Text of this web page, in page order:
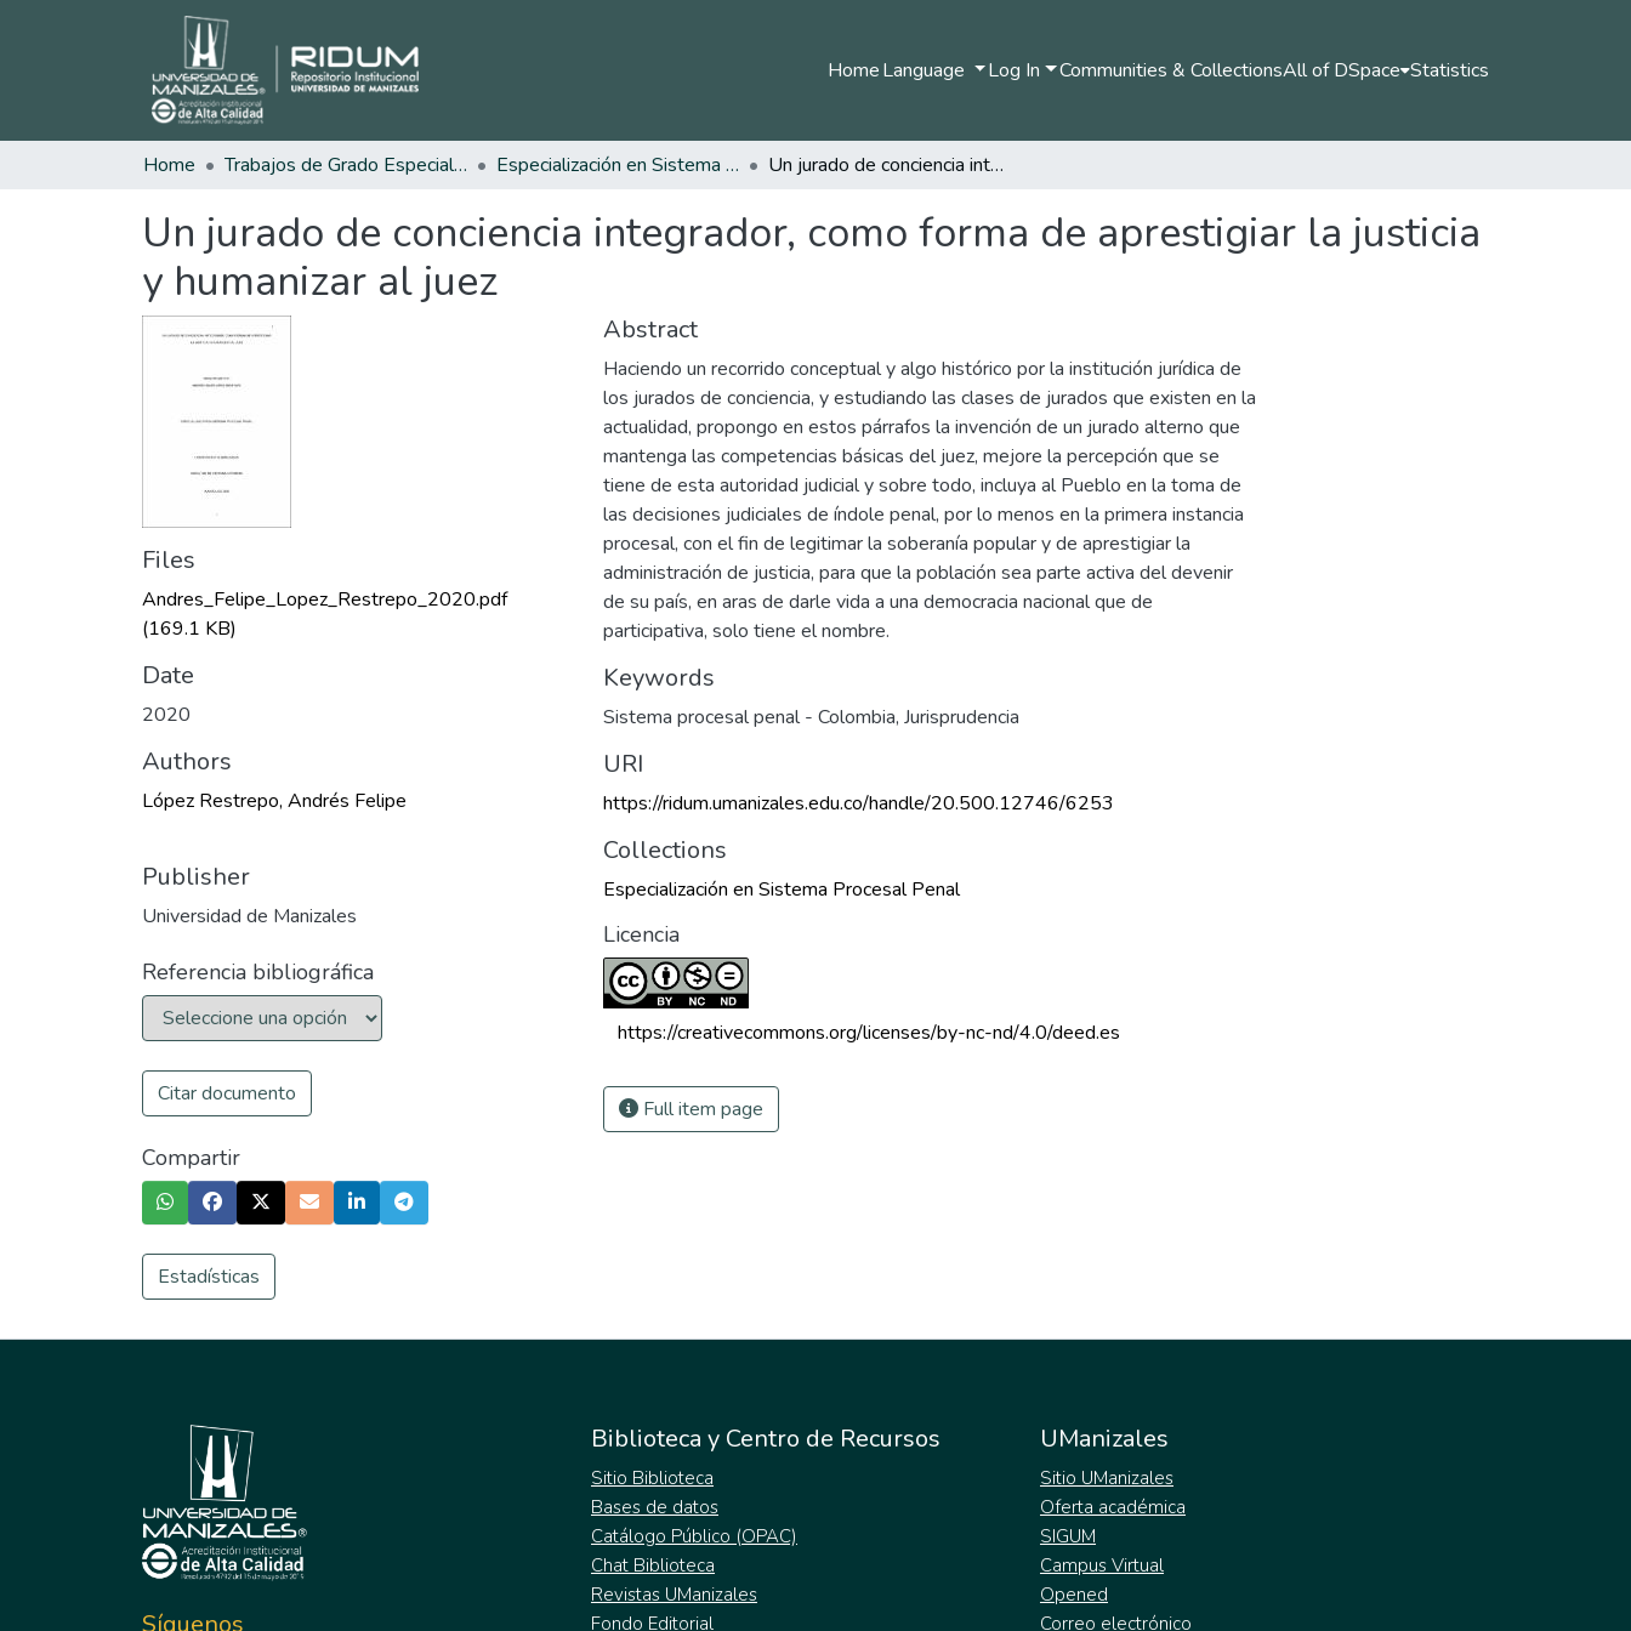
HomeLanguage Log In Communities & CollectionsAll of DSpace Statistics
Home Trabajos de Grado Especializaciones Especialización en Sistema Procesal Penal Un jurado de conciencia integrador, como forma de aprestigiar la justicia y humanizar al juez
Un jurado de conciencia integrador, como forma de aprestigiar la justicia
y humanizar al juez
Files
Andres_Felipe_Lopez_Restrepo_2020.pdf
(169.1 KB)
Date
2020
Authors
López Restrepo, Andrés Felipe
Publisher
Universidad de Manizales
Referencia bibliográfica
Citar documento
Compartir
Estadísticas
Abstract
Haciendo un recorrido conceptual y algo histórico por la institución jurídica de
los jurados de conciencia, y estudiando las clases de jurados que existen en la
actualidad, propongo en estos párrafos la invención de un jurado alterno que
mantenga las competencias básicas del juez, mejore la percepción que se
tiene de esta autoridad judicial y sobre todo, incluya al Pueblo en la toma de
las decisiones judiciales de índole penal, por lo menos en la primera instancia
procesal, con el fin de legitimar la soberanía popular y de aprestigiar la
administración de justicia, para que la población sea parte activa del devenir
de su país, en aras de darle vida a una democracia nacional que de
participativa, solo tiene el nombre.
Keywords
Sistema procesal penal - Colombia, Jurisprudencia
URI
https://ridum.umanizales.edu.co/handle/20.500.12746/6253
Collections
Especialización en Sistema Procesal Penal
Licencia
https://creativecommons.org/licenses/by-nc-nd/4.0/deed.es
Full item page
Biblioteca y Centro de Recursos
Sitio Biblioteca
Bases de datos
Catálogo Público (OPAC)
Chat Biblioteca
Revistas UManizales
Fondo Editorial
UManizales
Sitio UManizales
Oferta académica
SIGUM
Campus Virtual
Opened
Correo electrónico